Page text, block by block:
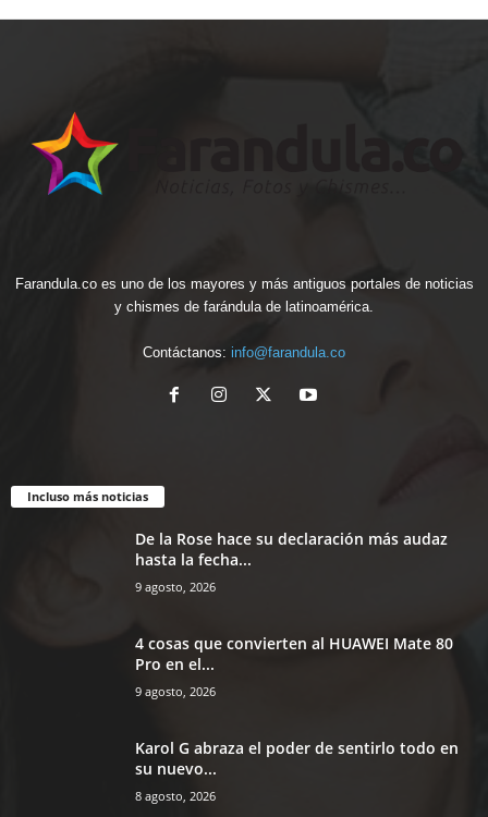
Farandula.co es uno de los mayores y más antiguos portales de noticias
y chismes de farándula de latinoamérica.
Contáctanos: info@farandula.co
Incluso más noticias
De la Rose hace su declaración más audaz
hasta la fecha...
9 agosto, 2026
4 cosas que convierten al HUAWEI Mate 80
Pro en el...
9 agosto, 2026
Karol G abraza el poder de sentirlo todo en
su nuevo...
8 agosto, 2026